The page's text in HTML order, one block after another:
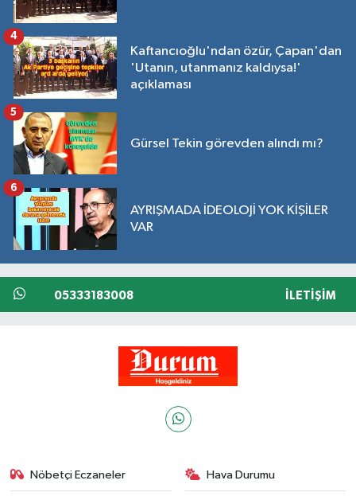
Kaftancıoğlu'ndan özür, Çapan'dan
'Utanın, utanmanız kaldıysa!'
açıklaması
4
Gürsel Tekin görevden alındı mı?
5
AYRIŞMADA İDEOLOJİ YOK KİŞİLER
VAR
6
05333183008 İLETIŞIM
Nöbetçi Eczaneler Hava Durumu